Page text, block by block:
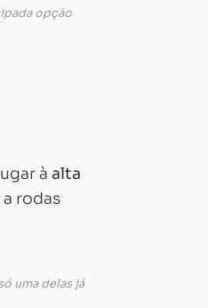
opção
à alta
rodas
uma delas já